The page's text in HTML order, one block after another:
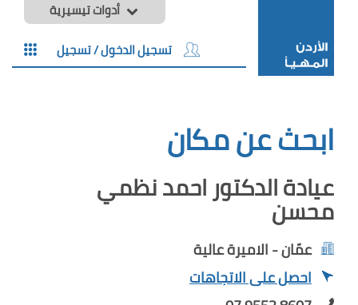
أدوات تيسيرية
تسجيل الدخول / تسجيل
ابحث عن مكان
عيادة الدكتور احمد نظمي
محسن
عمّان - الاميرة عالية
احصل على الاتجاهات